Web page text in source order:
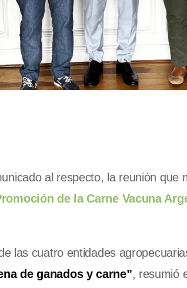
al respecto, la reunión que
de la Carne Vacuna
las cuatro entidades
de ganados y carne”, resumió